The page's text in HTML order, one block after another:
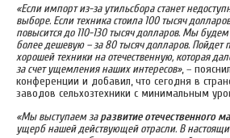
«Если импорт из-за утильсбора станет
выборе. Если техника стоила 100 тысяч
повысится до 110-130 тысяч долларов. Мы
более дешевую – за 80 тысяч долларов. Пойдет
хорошей техники на отечественную, которая
за счет ущемления наших интересов», –
конференции и добавил, что сегодня в
заводов сельхозтехники с минимальным
«Мы выступаем заразвитие отечественного
ущерб нашей действующей отрасли. В